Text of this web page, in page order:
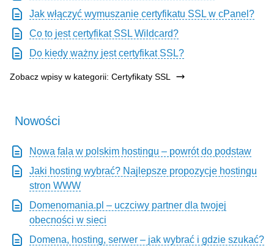
Jak włączyć wymuszanie certyfikatu SSL w cPanel?
Co to jest certyfikat SSL Wildcard?
Do kiedy ważny jest certyfikat SSL?
Zobacz wpisy w kategorii: Certyfikaty SSL
Nowości
Nowa fala w polskim hostingu – powrót do podstaw
Jaki hosting wybrać? Najlepsze propozycje hostingu
stron WWW
Domenomania.pl – uczciwy partner dla twojej
obecności w sieci
Domena, hosting, serwer – jak wybrać i gdzie szukać?